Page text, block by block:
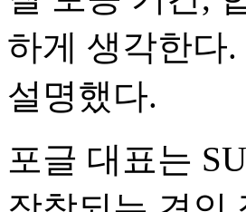
하게 생각한다
설명했다.
포글 대표는